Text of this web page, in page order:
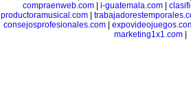
compraenweb.com| i-guatemala.com|
productoramusical.com
consejosprofesionales.com|
marketing1x1.com